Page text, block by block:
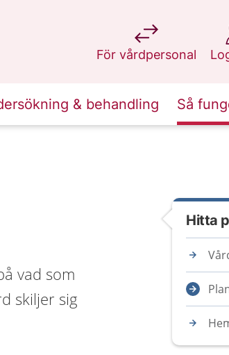
För vårdpersonal
på 1177.se
på
& behandling Så
vad som
skiljer sig
Hitta